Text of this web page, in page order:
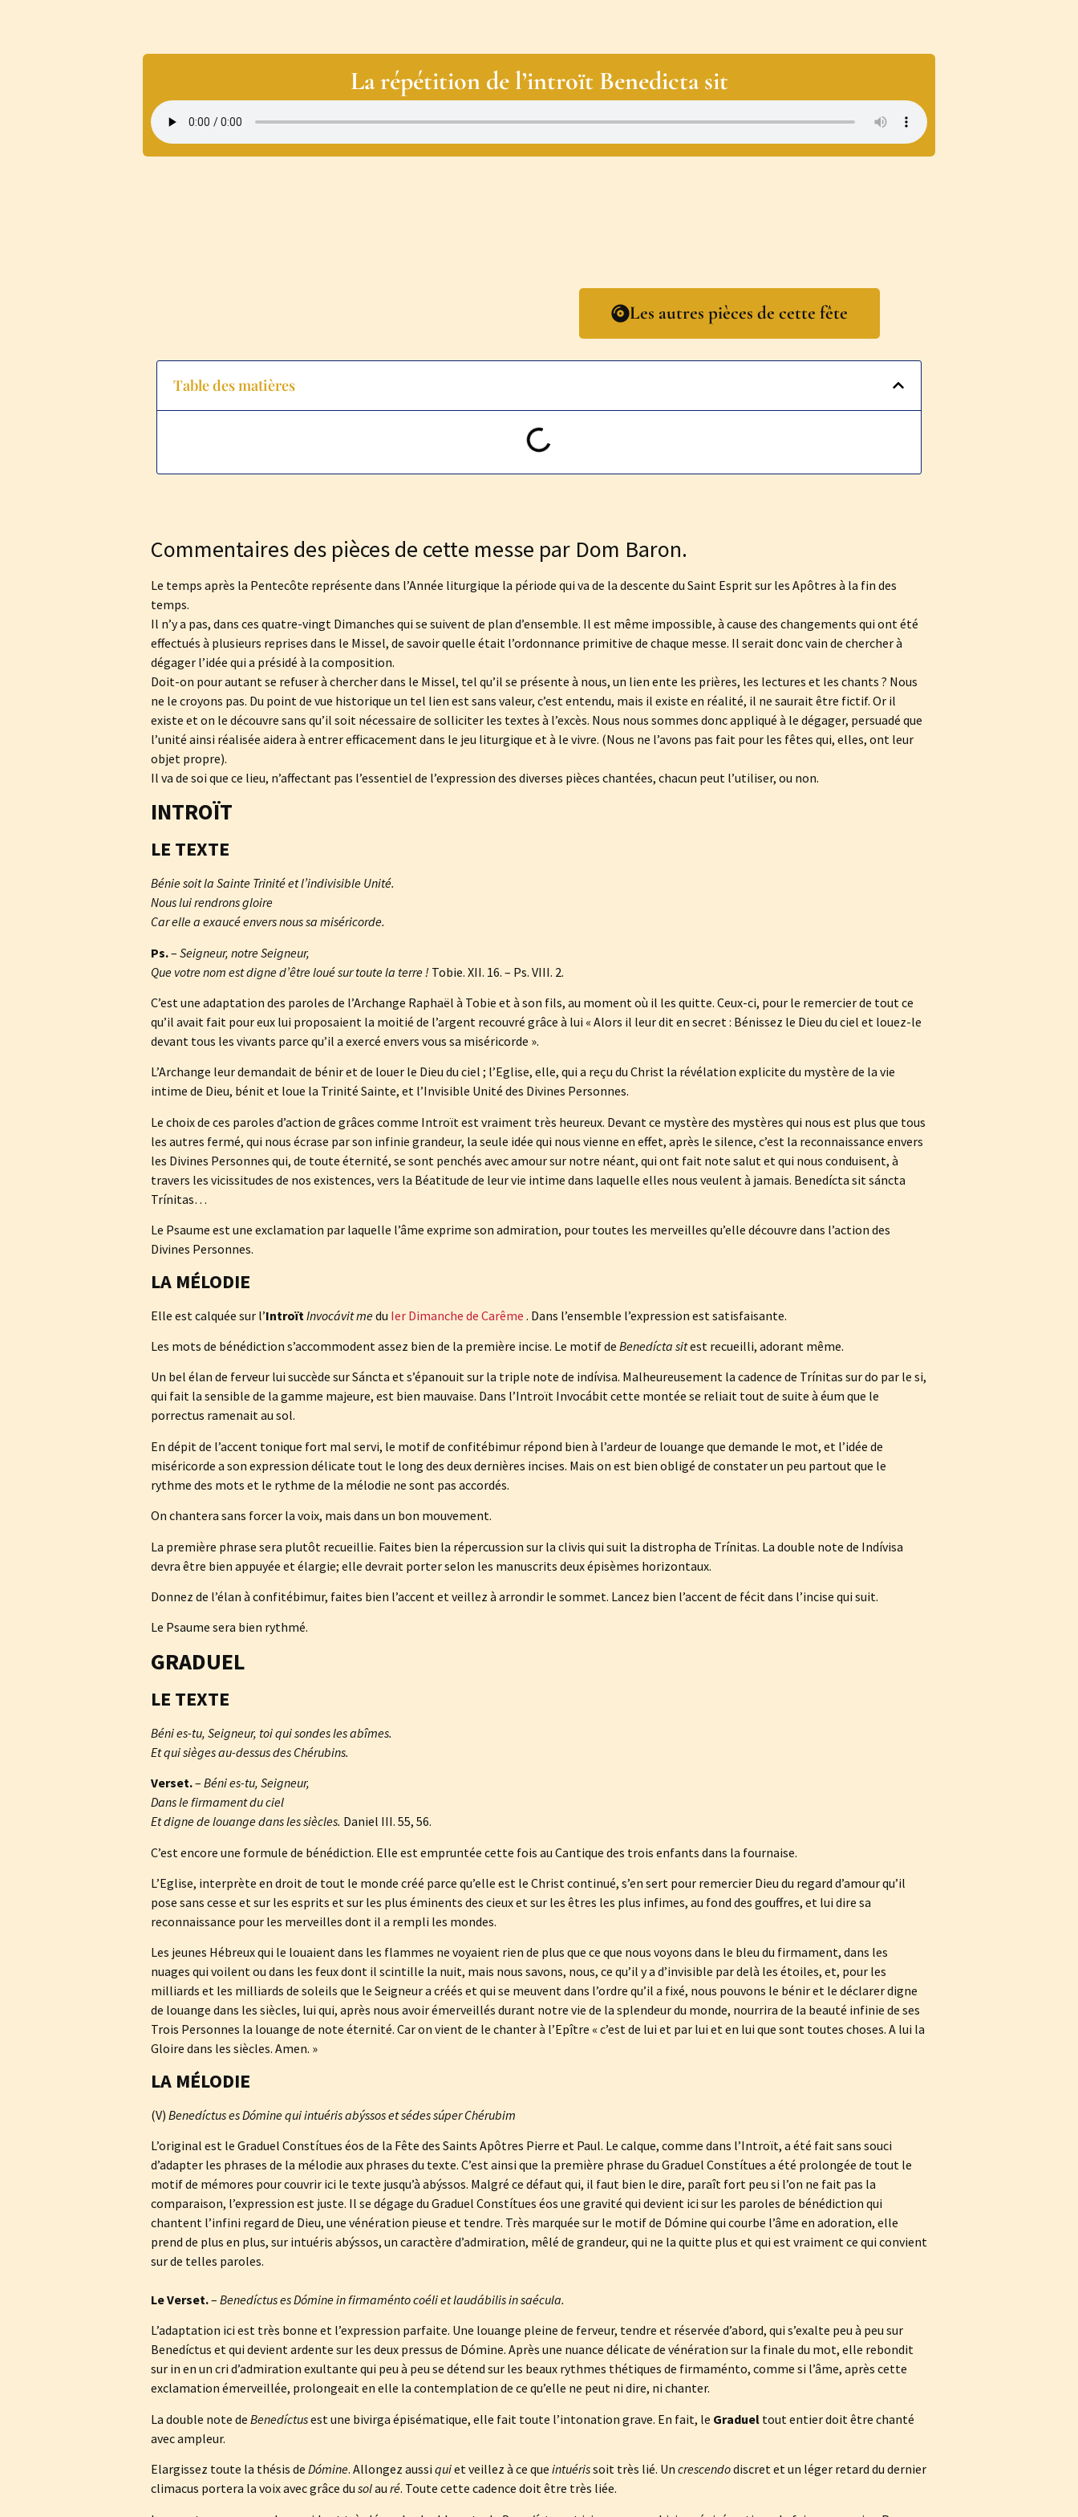
La répétition de l’introït Benedicta sit
Les autres pièces de cette fête
Table des matières
Commentaires des pièces de cette messe par Dom Baron.
Le temps après la Pentecôte représente dans l’Année liturgique la période qui va de la descente du Saint Esprit sur les Apôtres à la fin des
temps.
Il n’y a pas, dans ces quatre-vingt Dimanches qui se suivent de plan d’ensemble. Il est même impossible, à cause des changements qui ont été
effectués à plusieurs reprises dans le Missel, de savoir quelle était l’ordonnance primitive de chaque messe. Il serait donc vain de chercher à
dégager l’idée qui a présidé à la composition.
Doit-on pour autant se refuser à chercher dans le Missel, tel qu’il se présente à nous, un lien ente les prières, les lectures et les chants ? Nous
ne le croyons pas. Du point de vue historique un tel lien est sans valeur, c’est entendu, mais il existe en réalité, il ne saurait être fictif. Or il
existe et on le découvre sans qu’il soit nécessaire de solliciter les textes à l’excès. Nous nous sommes donc appliqué à le dégager, persuadé que
l’unité ainsi réalisée aidera à entrer efficacement dans le jeu liturgique et à le vivre. (Nous ne l’avons pas fait pour les fêtes qui, elles, ont leur
objet propre).
Il va de soi que ce lieu, n’affectant pas l’essentiel de l’expression des diverses pièces chantées, chacun peut l’utiliser, ou non.
INTROÏT
LE TEXTE
Bénie soit la Sainte Trinité et l’indivisible Unité.
Nous lui rendrons gloire
Car elle a exaucé envers nous sa miséricorde.
Ps.– Seigneur, notre Seigneur,
Que votre nom est digne d’être loué sur toute la terre ! Tobie. XII. 16. – Ps. VIII. 2.
C’est une adaptation des paroles de l’Archange Raphaël à Tobie et à son fils, au moment où il les quitte. Ceux-ci, pour le remercier de tout ce
qu’il avait fait pour eux lui proposaient la moitié de l’argent recouvré grâce à lui « Alors il leur dit en secret : Bénissez le Dieu du ciel et louez-le
devant tous les vivants parce qu’il a exercé envers vous sa miséricorde ».
L’Archange leur demandait de bénir et de louer le Dieu du ciel ; l’Eglise, elle, qui a reçu du Christ la révélation explicite du mystère de la vie
intime de Dieu, bénit et loue la Trinité Sainte, et l’Invisible Unité des Divines Personnes.
Le choix de ces paroles d’action de grâces comme Introït est vraiment très heureux. Devant ce mystère des mystères qui nous est plus que tous
les autres fermé, qui nous écrase par son infinie grandeur, la seule idée qui nous vienne en effet, après le silence, c’est la reconnaissance envers
les Divines Personnes qui, de toute éternité, se sont penchés avec amour sur notre néant, qui ont fait note salut et qui nous conduisent, à
travers les vicissitudes de nos existences, vers la Béatitude de leur vie intime dans laquelle elles nous veulent à jamais. Benedícta sit sáncta
Trínitas…
Le Psaume est une exclamation par laquelle l’âme exprime son admiration, pour toutes les merveilles qu’elle découvre dans l’action des
Divines Personnes.
LA MÉLODIE
Elle est calquée sur l’Introït Invocávit medu Ier Dimanche de Carême . Dans l’ensemble l’expression est satisfaisante.
Les mots de bénédiction s’accommodent assez bien de la première incise. Le motif de Benedícta sitest recueilli, adorant même.
Un bel élan de ferveur lui succède sur Sáncta et s’épanouit sur la triple note de indívisa. Malheureusement la cadence de Trínitas sur do par le si,
qui fait la sensible de la gamme majeure, est bien mauvaise. Dans l’Introït Invocábit cette montée se reliait tout de suite à éum que le
porrectus ramenait au sol.
En dépit de l’accent tonique fort mal servi, le motif de confitébimur répond bien à l’ardeur de louange que demande le mot, et l’idée de
miséricorde a son expression délicate tout le long des deux dernières incises. Mais on est bien obligé de constater un peu partout que le
rythme des mots et le rythme de la mélodie ne sont pas accordés.
On chantera sans forcer la voix, mais dans un bon mouvement.
La première phrase sera plutôt recueillie. Faites bien la répercussion sur la clivis qui suit la distropha de Trínitas. La double note de Indívisa
devra être bien appuyée et élargie; elle devrait porter selon les manuscrits deux épisèmes horizontaux.
Donnez de l’élan à confitébimur, faites bien l’accent et veillez à arrondir le sommet. Lancez bien l’accent de fécit dans l’incise qui suit.
Le Psaume sera bien rythmé.
GRADUEL
LE TEXTE
Béni es-tu, Seigneur, toi qui sondes les abîmes.
Et qui sièges au-dessus des Chérubins.
Verset.– Béni es-tu, Seigneur,
Dans le firmament du ciel
Et digne de louange dans les siècles. Daniel III. 55, 56.
C’est encore une formule de bénédiction. Elle est empruntée cette fois au Cantique des trois enfants dans la fournaise.
L’Eglise, interprète en droit de tout le monde créé parce qu’elle est le Christ continué, s’en sert pour remercier Dieu du regard d’amour qu’il
pose sans cesse et sur les esprits et sur les plus éminents des cieux et sur les êtres les plus infimes, au fond des gouffres, et lui dire sa
reconnaissance pour les merveilles dont il a rempli les mondes.
Les jeunes Hébreux qui le louaient dans les flammes ne voyaient rien de plus que ce que nous voyons dans le bleu du firmament, dans les
nuages qui voilent ou dans les feux dont il scintille la nuit, mais nous savons, nous, ce qu’il y a d’invisible par delà les étoiles, et, pour les
milliards et les milliards de soleils que le Seigneur a créés et qui se meuvent dans l’ordre qu’il a fixé, nous pouvons le bénir et le déclarer digne
de louange dans les siècles, lui qui, après nous avoir émerveillés durant notre vie de la splendeur du monde, nourrira de la beauté infinie de ses
Trois Personnes la louange de note éternité. Car on vient de le chanter à l’Epître « c’est de lui et par lui et en lui que sont toutes choses. A lui la
Gloire dans les siècles. Amen. »
LA MÉLODIE
(V) Benedíctus es Dómine qui intuéris abýssos et sédes súper Chérubim
L’original est le Graduel Constítues éos de la Fête des Saints Apôtres Pierre et Paul. Le calque, comme dans l’Introït, a été fait sans souci
d’adapter les phrases de la mélodie aux phrases du texte. C’est ainsi que la première phrase du Graduel Constítues a été prolongée de tout le
motif de mémores pour couvrir ici le texte jusqu’à abýssos. Malgré ce défaut qui, il faut bien le dire, paraît fort peu si l’on ne fait pas la
comparaison, l’expression est juste. Il se dégage du Graduel Constítues éos une gravité qui devient ici sur les paroles de bénédiction qui
chantent l’infini regard de Dieu, une vénération pieuse et tendre. Très marquée sur le motif de Dómine qui courbe l’âme en adoration, elle
prend de plus en plus, sur intuéris abýssos, un caractère d’admiration, mêlé de grandeur, qui ne la quitte plus et qui est vraiment ce qui convient
sur de telles paroles.
Le Verset.– Benedíctus es Dómine in firmaménto coéli et laudábilis in saécula.
L’adaptation ici est très bonne et l’expression parfaite. Une louange pleine de ferveur, tendre et réservée d’abord, qui s’exalte peu à peu sur
Benedíctus et qui devient ardente sur les deux pressus de Dómine. Après une nuance délicate de vénération sur la finale du mot, elle rebondit
sur in en un cri d’admiration exultante qui peu à peu se détend sur les beaux rythmes thétiques de firmaménto, comme si l’âme, après cette
exclamation émerveillée, prolongeait en elle la contemplation de ce qu’elle ne peut ni dire, ni chanter.
La double note de Benedíctusest une bivirga épisématique, elle fait toute l’intonation grave. En fait, le Graduel tout entier doit être chanté
avec ampleur.
Elargissez toute la thésis de Dómine. Allongez aussi quiet veillez à ce que intuérissoit très lié. Un crescendodiscret et un léger retard du dernier
climacus portera la voix avec grâce du solau ré. Toute cette cadence doit être très liée.